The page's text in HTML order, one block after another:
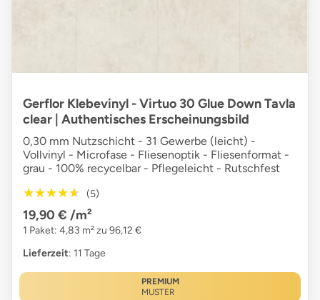
Gerflor Klebevinyl - Virtuo 30 Glue Down Tavla
clear | Authentisches Erscheinungsbild
0,30 mm Nutzschicht - 31 Gewerbe (leicht) -
Vollvinyl - Microfase - Fliesenoptik - Fliesenformat -
grau - 100% recycelbar - Pflegeleicht - Rutschfest
★★★★★
★★★★★ (5)
19,90 € /m²
1 Paket: 4,83 m² zu 96,12 €
Lieferzeit: 11 Tage
PREMIUM
MUSTER